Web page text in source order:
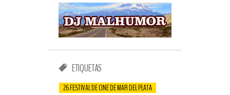
ETIQUETAS
26 FESTIVAL DE CINE DE MAR DEL PLATA